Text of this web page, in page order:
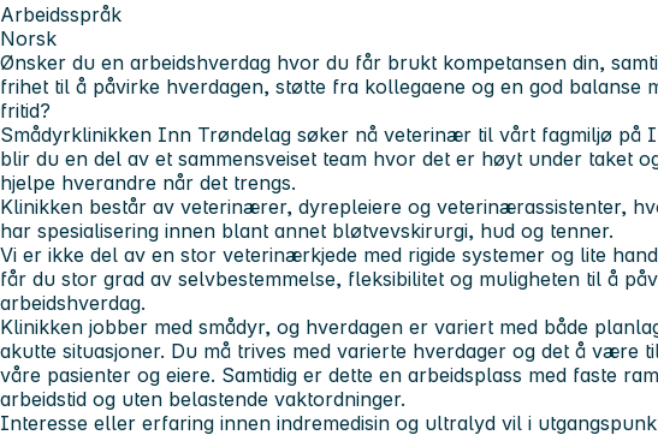
Arbeidsspråk
Norsk
Ønsker du en arbeidshverdag hvor du får brukt kompetansen din,
frihet til å påvirke hverdagen, støtte fra kollegaene og en god balanse
fritid?
Smådyrklinikken Inn Trøndelag søker nå veterinær til vårt fagmiljø på
blir du en del av et sammensveiset team hvor det er høyt under taket
hjelpe hverandre når det trengs.
Klinikken består av veterinærer, dyrepleiere og veterinærassistenter,
har spesialisering innen blant annet bløtvevskirurgi, hud og tenner.
Vi er ikke del av en stor veterinærkjede med rigide systemer og lite
får du stor grad av selvbestemmelse, fleksibilitet og muligheten til å
arbeidshverdag.
Klinikken jobber med smådyr, og hverdagen er variert med både
akutte situasjoner. Du må trives med varierte hverdager og det å være
våre pasienter og eiere. Samtidig er dette en arbeidsplass med faste
arbeidstid og uten belastende vaktordninger.
Interesse eller erfaring innen indremedisin og ultralyd vil i